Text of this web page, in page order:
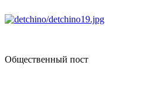
Общественный пост